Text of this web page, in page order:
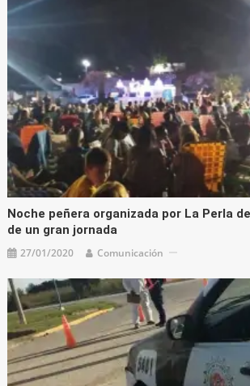
Noche peñera organizada por La Perla
de un gran jornada
27/01/2020 Comunicación